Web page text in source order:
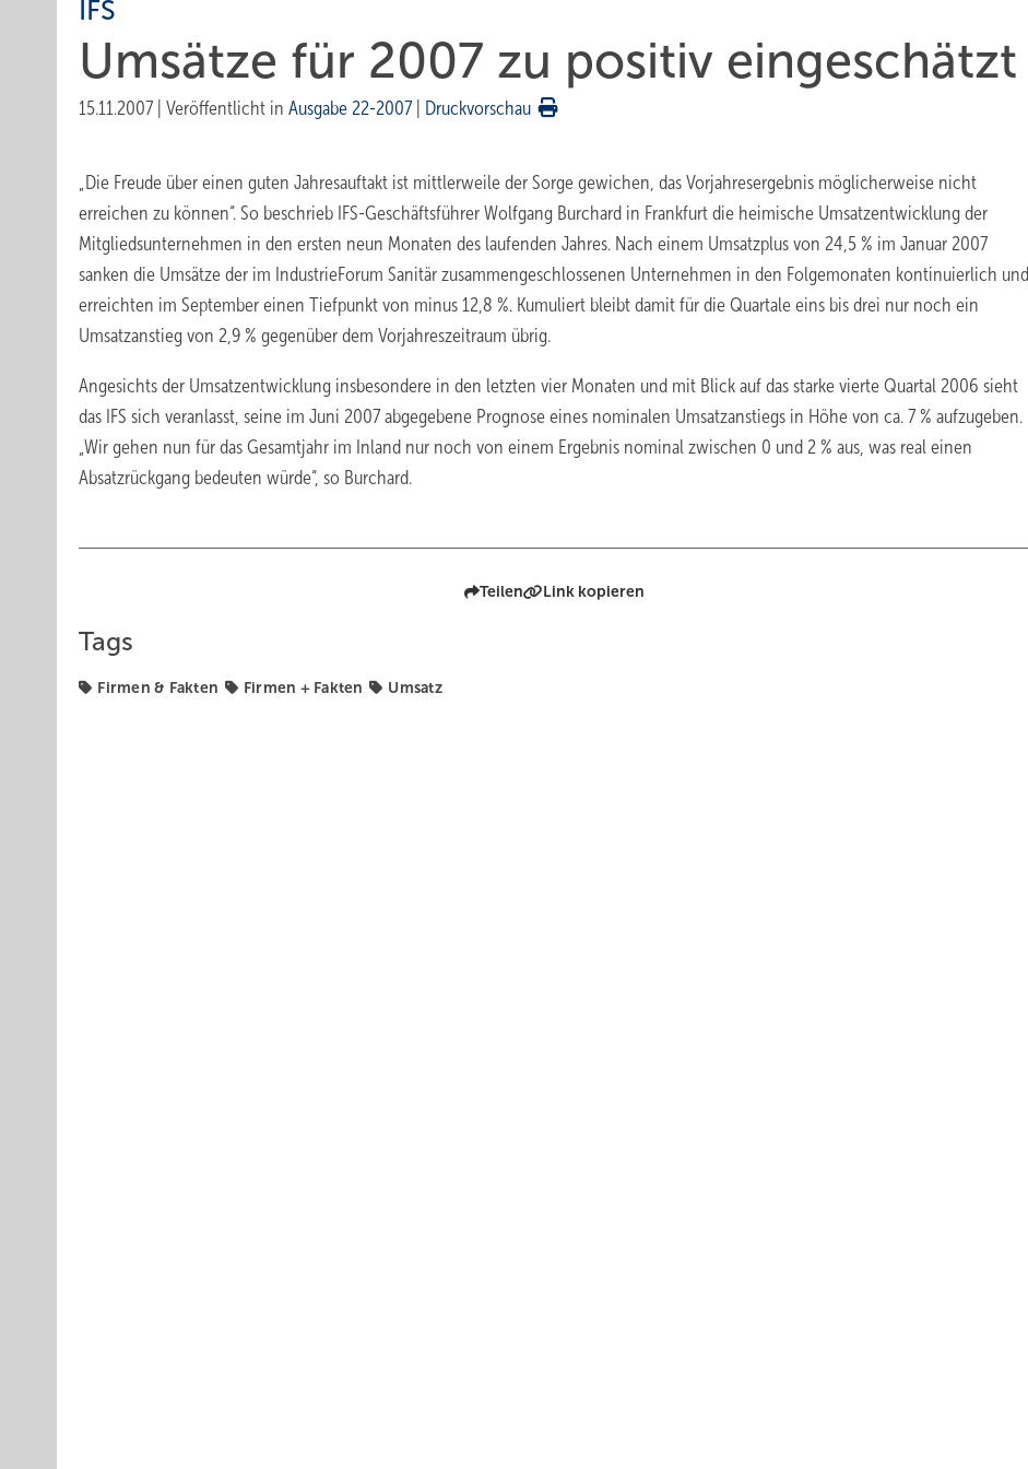
IFS
Umsätze für 2007 zu positiv eingeschätzt
15.11.2007 Veröffentlicht in Ausgabe 22-2007 Druckvorschau
„Die Freude über einen guten Jahresauftakt ist mittlerweile der Sorge gewichen, das Vorjahresergebnis möglicherweise nicht
erreichen zu können“. So beschrieb IFS-Geschäftsführer Wolfgang Burchard in Frankfurt die heimische Umsatzentwicklung der
Mitgliedsunternehmen in den ersten neun Monaten des laufenden Jahres. Nach einem Umsatzplus von 24,5 % im Januar 2007
sanken die Umsätze der im Indus­trieForum Sanitär zusammengeschlossenen Unternehmen in den Folgemonaten kontinuierlich und
erreichten im September einen Tiefpunkt von minus 12,8 %. Kumuliert bleibt damit für die Quartale eins bis drei nur noch ein
Umsatzanstieg von 2,9 % gegenüber dem Vorjahreszeitraum übrig.
Angesichts der Umsatzentwicklung insbesondere in den letzten vier Monaten und mit Blick auf das starke vierte Quartal 2006 sieht
das IFS sich veranlasst, seine im Juni 2007 abgegebene Prog­nose eines nominalen Umsatzanstiegs in Höhe von ca. 7 % aufzugeben.
„Wir gehen nun für das Gesamtjahr im Inland nur noch von einem Ergebnis nominal zwischen 0 und 2 % aus, was real einen
Absatzrückgang bedeuten würde“, so Burchard.
Teilen Link kopieren
Tags
Firmen & Fakten Firmen + Fakten Umsatz